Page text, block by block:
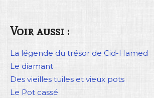
Voir aussi :
La légende du trésor de Cid-Hamed
Le diamant
Des vieilles tuiles et vieux pots
Le Pot cassé